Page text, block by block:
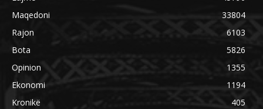
Maqedoni
33804
Rajon
6103
Bota
5826
Opinion
1355
Ekonomi
1194
Kronikë
405